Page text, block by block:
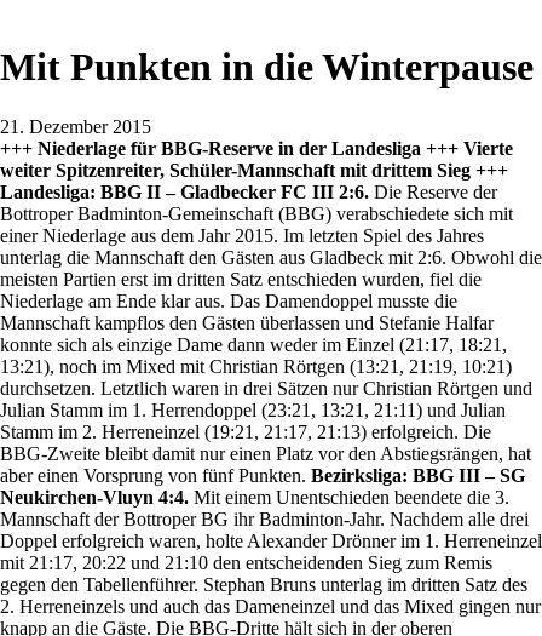
Mit Punkten in die Winterpause
21. Dezember 2015
+++ Niederlage für BBG-Reserve in der Landesliga +++ Vierte
weiter Spitzenreiter, Schüler-Mannschaft mit drittem Sieg +++
Landesliga: BBG II – Gladbecker FC III 2:6. Die Reserve der
Bottroper Badminton-Gemeinschaft (BBG) verabschiedete sich mit
einer Niederlage aus dem Jahr 2015. Im letzten Spiel des Jahres
unterlag die Mannschaft den Gästen aus Gladbeck mit 2:6. Obwohl die
meisten Partien erst im dritten Satz entschieden wurden, fiel die
Niederlage am Ende klar aus. Das Damendoppel musste die
Mannschaft kampflos den Gästen überlassen und Stefanie Halfar
konnte sich als einzige Dame dann weder im Einzel (21:17, 18:21,
13:21), noch im Mixed mit Christian Rörtgen (13:21, 21:19, 10:21)
durchsetzen. Letztlich waren in drei Sätzen nur Christian Rörtgen und
Julian Stamm im 1. Herrendoppel (23:21, 13:21, 21:11) und Julian
Stamm im 2. Herreneinzel (19:21, 21:17, 21:13) erfolgreich. Die
BBG-Zweite bleibt damit nur einen Platz vor den Abstiegsrängen, hat
aber einen Vorsprung von fünf Punkten. Bezirksliga: BBG III – SG
Neukirchen-Vluyn 4:4. Mit einem Unentschieden beendete die 3.
Mannschaft der Bottroper BG ihr Badminton-Jahr. Nachdem alle drei
Doppel erfolgreich waren, holte Alexander Drönner im 1. Herreneinzel
mit 21:17, 20:22 und 21:10 den entscheidenden Sieg zum Remis
gegen den Tabellenführer. Stephan Bruns unterlag im dritten Satz des
2. Herreneinzels und auch das Dameneinzel und das Mixed gingen nur
knapp an die Gäste. Die BBG-Dritte hält sich in der oberen